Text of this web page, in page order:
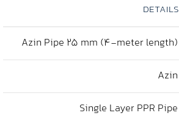
DETAILS
Azin Pipe 25 mm (4-meter length)
Azin
Single Layer PPR Pipe